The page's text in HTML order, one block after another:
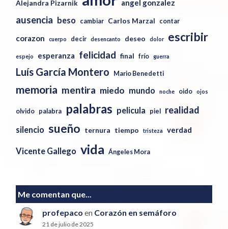
Alejandra Pizarnik angel gonzalez
ausencia beso cambiar Carlos Marzal contar
corazon cuerpo decir desencanto deseo dolor escribir
espejo esperanza felicidad final frío guerra
Luís García Montero Mario Benedetti
memoria mentira miedo mundo noche oido ojos
olvido palabra palabras pelicula piel realidad
silencio sueño ternura tiempo tristeza verdad
Vicente Gallego vida Ángeles Mora
Me comentan que...
profepaco en Corazón en semáforo
21 de julio de 2025